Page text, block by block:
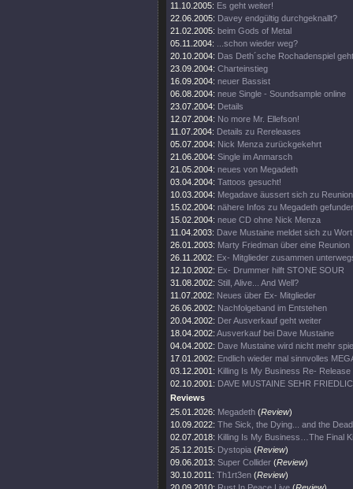
11.10.2005: Es geht weiter!
22.06.2005: Davey endgültig durchgeknallt?
21.02.2005: beim Gods of Metal
05.11.2004:
...schon wieder weg?
20.10.2004: Das Deth´sche Rochadenspiel
23.09.2004: Charteinstieg
16.09.2004: neuer Bassist
06.08.2004: neue Single - Soundsample online
23.07.2004: Details
12.07.2004: No more Mr. Ellefson!
11.07.2004: Details zu Rereleases
05.07.2004: Nick Menza zurückgekehrt
21.06.2004: Single im Anmarsch
21.05.2004: neues von Megadeth
03.04.2004: Tattoos gesucht!
10.03.2004: Megadave äussert sich zu Reunion
15.02.2004: nähere Infos zu Megadeth
15.02.2004: neue CD ohne Nick Menza
11.04.2003: Dave Mustaine meldet sich zu Wort
26.01.2003: Marty Friedman über eine Reunion
26.11.2002: Ex- Mitglieder zusammen
12.10.2002: Ex- Drummer hilft STONE SOUR
31.08.2002: Still, Alive... And Well?
11.07.2002: Neues über Ex- Mitglieder
26.06.2002: Nachfolgeband im Entstehen
20.04.2002: Der Ausverkauf geht weiter
18.04.2002: Ausverkauf bei Dave Mustaine
04.04.2002: Dave Mustaine wird nicht mehr
17.01.2002: Endlich wieder mal sinnvolles
03.12.2001: Killing Is My Business Re- Release
02.10.2001: DAVE MUSTAINE SEHR
Reviews
25.01.2026: Megadeth (Review)
10.09.2022: The Sick, the Dying... and the
02.07.2018: Killing Is My Business…The Final
25.12.2015: Dystopia (Review)
09.06.2013: Super Collider (Review)
30.10.2011: Th1rt3en (Review)